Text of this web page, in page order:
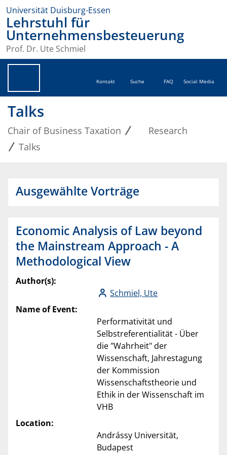
Universität Duisburg-Essen
Lehrstuhl für
Unternehmensbesteuerung
Prof. Dr. Ute Schmiel
Kontakt Suche FAQ Social Media
Talks
Chair of Business Taxation
Research
Talks
Ausgewählte Vorträge
Economic Analysis of Law beyond
the Mainstream Approach - A
Methodological View
Author(s):
Schmiel, Ute
Name of Event:
Performativität und
Selbstreferentialität - Über
die "Wahrheit" der
Wissenschaft, Jahrestagung
der Kommission
Wissenschaftstheorie und
Ethik in der Wissenschaft im
VHB
Location:
Andrássy Universität,
Budapest